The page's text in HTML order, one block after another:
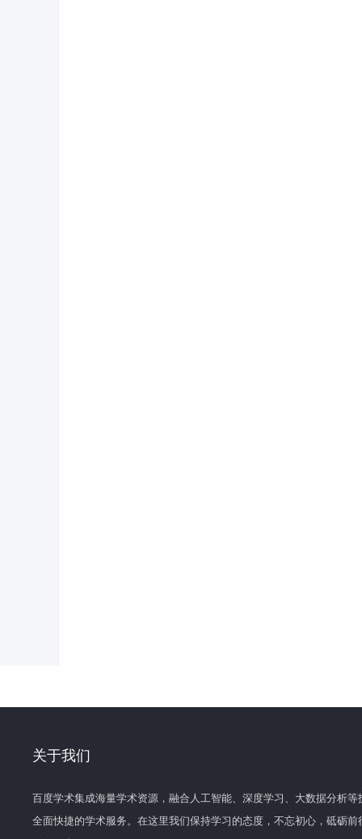
关于我们
百度学术集成海量学术资源，融合人工智能、深度学习、大数据分析
全面快捷的学术服务。在这里我们保持学习的态度，不忘初心，砥砺前